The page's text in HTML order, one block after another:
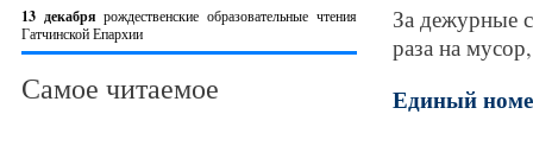
13 декабрярождественские образовательные чтения
Гатчинской Епархии
Самое читаемое
За дежурные
раза на
Единый